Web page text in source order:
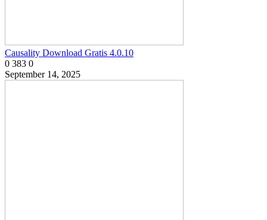
Causality Download Gratis 4.0.10
0 383 0
September 14, 2025